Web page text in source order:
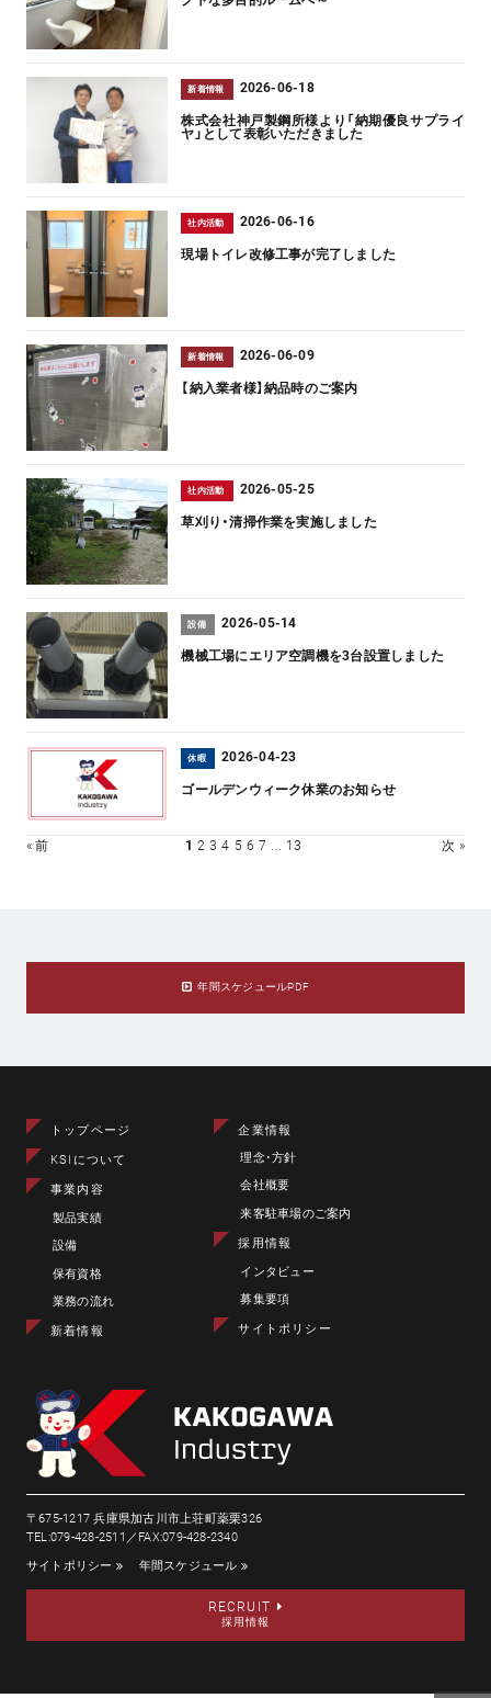
新着情報 2026-06-18
株式会社神戸製鋼所様より「納期優良サプライ
ヤ」として表彰いただきました
社内活動 2026-06-16
現場トイレ改修工事が完了しました
新着情報 2026-06-09
【納入業者様】納品時のご案内
社内活動 2026-05-25
草刈り・清掃作業を実施しました
設備 2026-05-14
機械工場にエリア空調機を3台設置しました
休暇 2026-04-23
ゴールデンウィーク休業のお知らせ
« 前 1 2 3 4 5 6 7 ... 13 次 »
年間スケジュールPDF
トップページ
KSIについて
事業内容
製品実績
設備
保有資格
業務の流れ
新着情報
企業情報
理念･方針
会社概要
来客駐車場のご案内
採用情報
インタビュー
募集要項
サイトポリシー
〒675-1217 兵庫県加古川市上荘町薬栗326
TEL:079-428-2511／FAX:079-428-2340
サイトポリシー
年間スケジュール
RECRUIT
採用情報